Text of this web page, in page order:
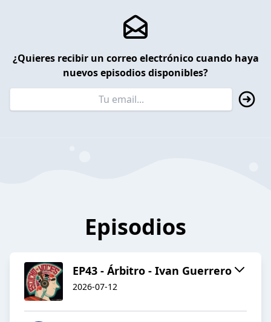
¿Quieres recibir un correo electrónico cuando haya
nuevos episodios disponibles?
Episodios
EP43 - Árbitro - Ivan Guerrero
2026-07-12